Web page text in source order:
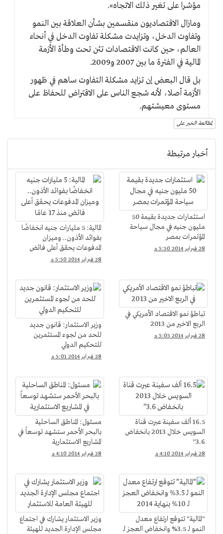
مؤشرا على تغير ذلك الاتجاه».
ومازال الاقتصاديون منقسمين بشأن العلاقة بين النمو
وتفاوت الدخل، وتزايدت مشكلة تفاوت الدخل في أنحاء
العالم، حين كانت الاقتصادات تئن تحت وطأة الأزمة
المالية في الفترة ما بين 2007 و2009.
بل قال البعض إن تزايد مشكلة التفاوت ساهم في ظهور
الأزمة أصلا، لأنه شجع الناس على الاقتراض للحفاظ على
مستوى معيشتهم.
لمطالعة الخبر على
أخبار مرتبطة
استثمارات جديدة بقيمة 50
مليون جنيه في مجال سياحة
المؤتمرات بمصر
28 فبراير 2014 5:50 م
المالية: 5 مليارات جنيه انخفاضًا
بفوائد الأذون.. وميزان
المدفوعات يحقق أعلى فائض
منذ 17 عامًا
28 فبراير 2014 5:50 م
تباطؤ نمو الاقتصاد الأمريكي في
الربع الاخير من 2013
28 فبراير 2014 5:05 م
وزير الاستثمار: قانون جديد
للحد من لجوء المستثمرين
للتحكيم الدولي
28 فبراير 2014 5:01 م
16.5 ألف سفينة عبرت قناة
السويس خلال 2013 بانخفاض
3.6''
28 فبراير 2014 4:10 م
مسئول: المناطق الساحلية
بالبحر الأحمر ستشهد توسعاً في
المشاريع الاستثمارية
28 فبراير 2014 4:10 م
"المالية" تتوقع ارتفاع معدل
النمو لـ 3.5% وانخفاض العجز لـ
وزير الاستثمار يشارك في اجتماع
مجلس الإدارة الجديد للهيئة